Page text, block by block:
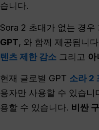
습니다.
Sora 2 초대가 없는 경우
GPT, 와 함께 제공됩니
텐츠 제한 감소 그리고 아
현재 글로벌 GPT 소라 2
용자만 사용할 수 있습니
용할 수 있습니다. 비싼